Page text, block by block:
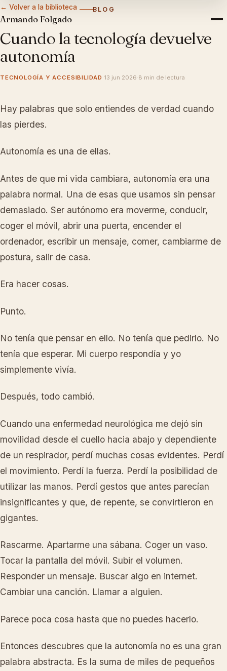
Armando Folgado
← Volver a la biblioteca BLOG
Cuando la tecnología devuelve
autonomía
TECNOLOGÍA Y ACCESIBILIDAD ·13 jun 2026·8 min de lectura
TECNOLOGÍA Y ACCESIBILIDAD
Hay palabras que solo entiendes de verdad cuando
las pierdes.
Autonomía es una de ellas.
Antes de que mi vida cambiara, autonomía era una
palabra normal. Una de esas que usamos sin pensar
demasiado. Ser autónomo era moverme, conducir,
coger el móvil, abrir una puerta, encender el
ordenador, escribir un mensaje, comer, cambiarme de
postura, salir de casa.
Era hacer cosas.
Punto.
No tenía que pensar en ello. No tenía que pedirlo. No
tenía que esperar. Mi cuerpo respondía y yo
simplemente vivía.
Después, todo cambió.
Cuando una enfermedad neurológica me dejó sin
movilidad desde el cuello hacia abajo y dependiente
de un respirador, perdí muchas cosas evidentes. Perdí
el movimiento. Perdí la fuerza. Perdí la posibilidad de
utilizar las manos. Perdí gestos que antes parecían
insignificantes y que, de repente, se convirtieron en
gigantes.
Rascarme. Apartarme una sábana. Coger un vaso.
Tocar la pantalla del móvil. Subir el volumen.
Responder un mensaje. Buscar algo en internet.
Cambiar una canción. Llamar a alguien.
Parece poca cosa hasta que no puedes hacerlo.
Entonces descubres que la autonomía no es una gran
palabra abstracta. Es la suma de miles de pequeños